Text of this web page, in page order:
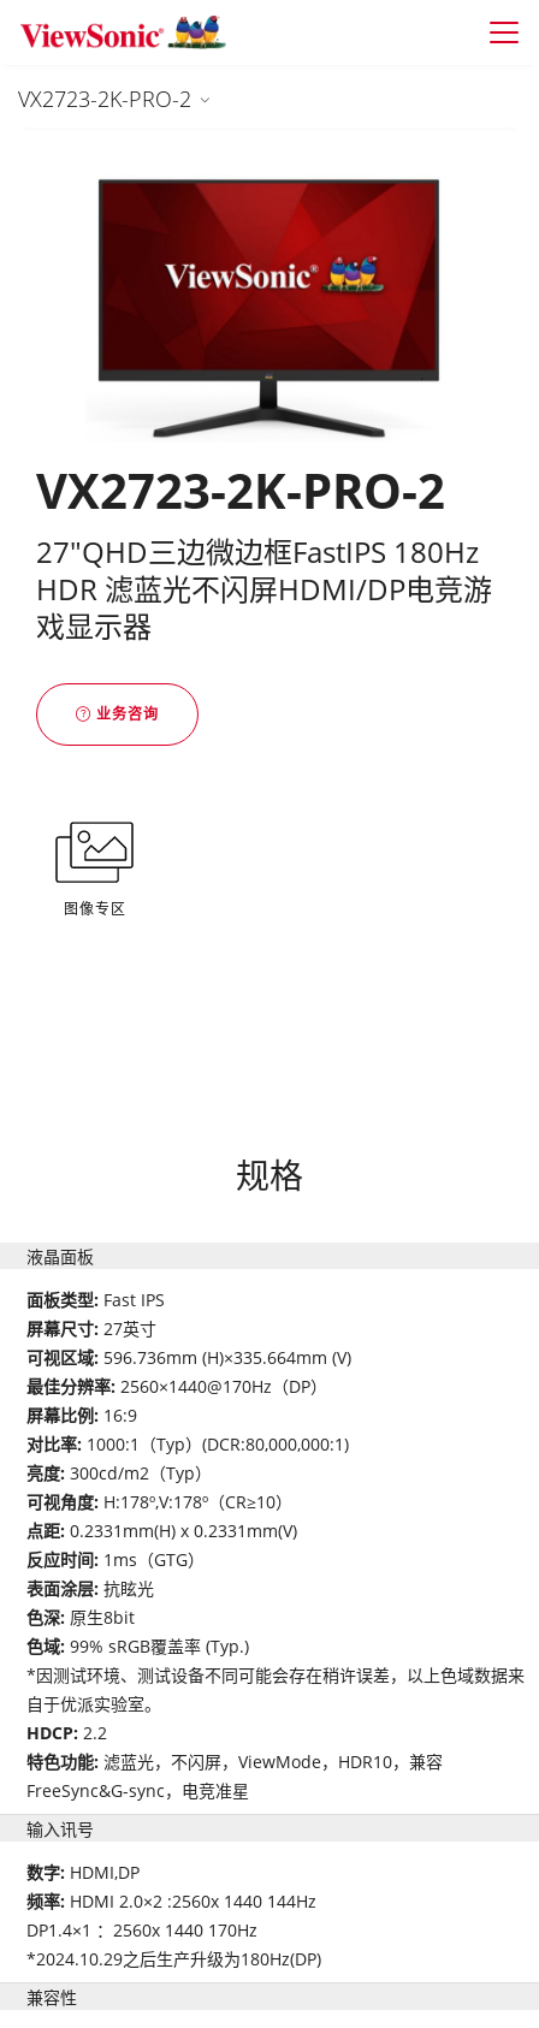
Skip to main content
VX2723-2K-PRO-2
VX2723-2K-PRO-2
27"QHD三边微边框FastIPS 180Hz
HDR 滤蓝光不闪屏HDMI/DP电竞游
戏显示器
业务咨询
图像专区
规格
液晶面板
面板类型: Fast IPS
屏幕尺寸:27英寸
可视区域: 596.736mm (H)×335.664mm (V)
最佳分辨率:2560×1440@170Hz（DP）
屏幕比例: 16:9
对比率: 1000:1（Typ）(DCR:80,000,000:1)
亮度:300cd/m2（Typ）
可视角度: H:178º,V:178º（CR≥10）
点距:0.2331mm(H) x 0.2331mm(V)
反应时间: 1ms（GTG）
表面涂层:抗眩光
色深: 原生8bit
色域:99% sRGB覆盖率 (Typ.)
*因测试环境、测试设备不同可能会存在稍许误差，以上色域数据来
自于优派实验室。
HDCP:2.2
特色功能:滤蓝光，不闪屏，ViewMode，HDR10，兼容
FreeSync&G-sync，电竞准星
输入讯号
数字: HDMI,DP
频率: HDMI 2.0×2 :2560x 1440 144Hz
DP1.4×1 ：2560x 1440 170Hz
*2024.10.29之后生产升级为180Hz(DP)
兼容性